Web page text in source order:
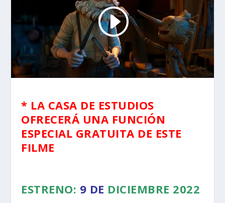
* LA CASA DE ESTUDIOS
OFRECERÁ UNA FUNCIÓN
ESPECIAL GRATUITA DE ESTE
FILME
ESTRENO: 9 DE DICIEMBRE 2022